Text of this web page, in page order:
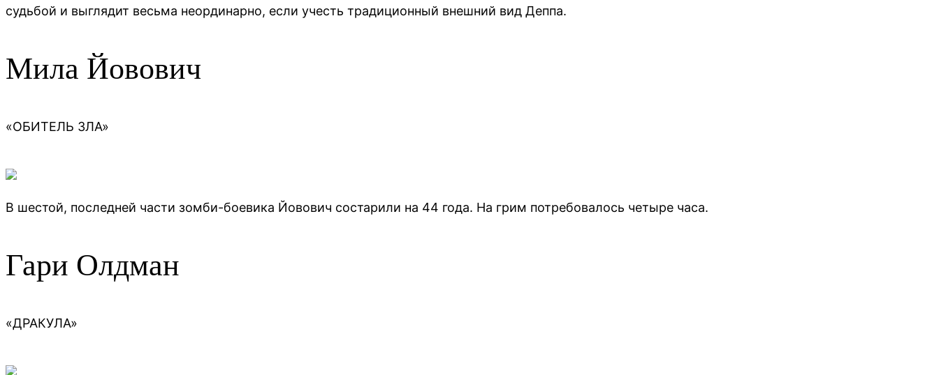
судьбой и выглядит весьма неординарно, если учесть традиционный внешний вид Деппа.
Мила Йовович
«ОБИТЕЛЬ ЗЛА»
В шестой, последней части зомби-боевика Йовович состарили на 44 года. На грим потребовалось четыре часа.
Гари Олдман
«ДРАКУЛА»